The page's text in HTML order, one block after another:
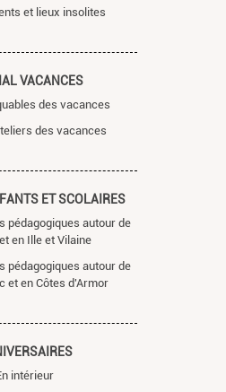
et lieux insolites
VACANCES
des vacances
des vacances
ET SCOLAIRES
pédagogiques autour de
en Ille et Vilaine
pédagogiques autour de
et en Côtes d'Armor
intérieur